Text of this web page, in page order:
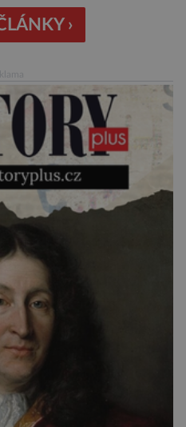
v ose té starší. Na
se podíleli experti ze
›